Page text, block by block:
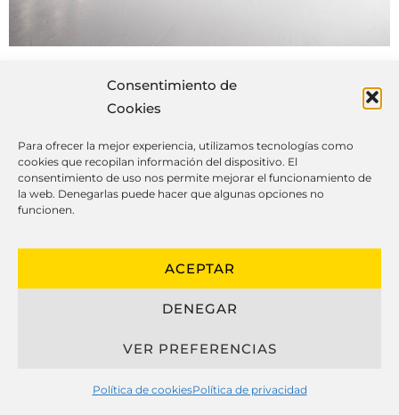
Consentimiento de
Cookies
Para ofrecer la mejor experiencia, utilizamos tecnologías como
cookies que recopilan información del dispositivo. El
consentimiento de uso nos permite mejorar el funcionamiento de
la web. Denegarlas puede hacer que algunas opciones no
funcionen.
ACEPTAR
DENEGAR
VER PREFERENCIAS
Política de cookiesPolítica de privacidad
Lo más importante sobre las
cocinas a medida
El diseño moderno de cocinas a
medida ha progresado de manera
entornos personalizados que se
de sus dueños.